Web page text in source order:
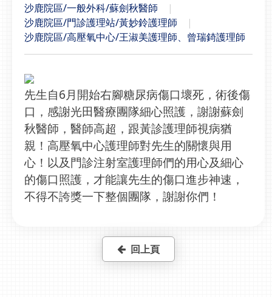
沙鹿院區/一般外科/蘇劍秋醫師
沙鹿院區/門診護理站/黃妙鈴護理師
沙鹿院區/高壓氧中心/王淑美護理師、曾瑞錡護理師
先生自6月開始右腳糖尿病傷口壞死，術後傷
口，感謝光田醫療團隊細心照護，謝謝蘇劍
秋醫師，醫師高超，跟黃診護理師視病猶
親！高壓氧中心護理師對先生的關懷與用
心！以及門診注射室護理師們的用心及細心
的傷口照護，才能讓先生的傷口進步神速，
不得不誇獎一下整個團隊，謝謝你們！
回上頁